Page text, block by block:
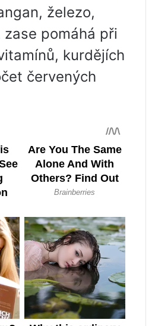
železo,
zase pomáhá při
kurdějích
červených